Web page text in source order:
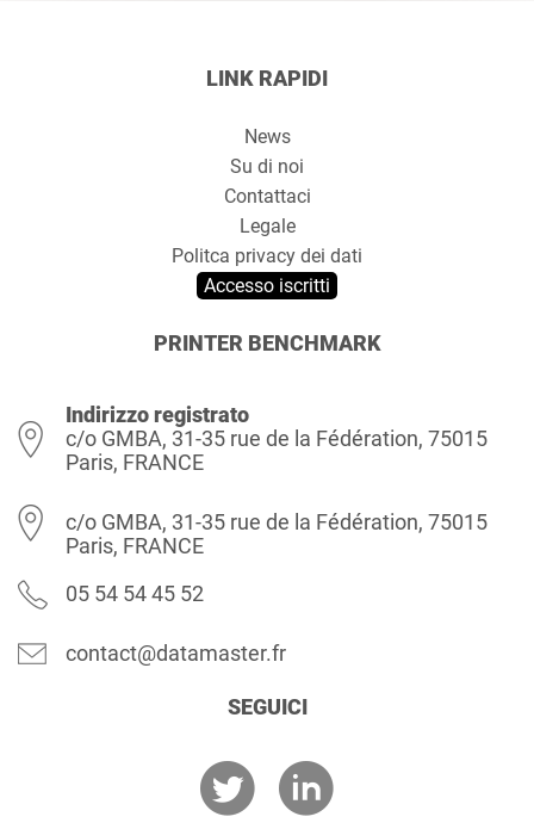
LINK RAPIDI
News
Su di noi
Contattaci
Legale
Politca privacy dei dati
Accesso iscritti
PRINTER BENCHMARK
Indirizzo registrato
c/o GMBA, 31-35 rue de la Fédération, 75015
Paris, FRANCE
c/o GMBA, 31-35 rue de la Fédération, 75015
Paris, FRANCE
05 54 54 45 52
contact@datamaster.fr
SEGUICI